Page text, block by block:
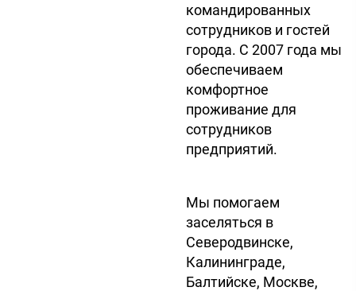
командированных
сотрудников и гостей
города. С 2007 года мы
обеспечиваем
комфортное
проживание для
сотрудников
предприятий.
Мы помогаем
заселяться в
Северодвинске,
Калининграде,
Балтийске, Москве,